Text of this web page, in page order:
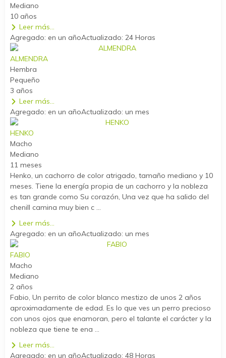
Mediano
10 años
Leer más...
Agregado: en un añoActualizado: 24 Horas
ALMENDRA
Hembra
Pequeño
3 años
Leer más...
Agregado: en un añoActualizado: un mes
HENKO
Macho
Mediano
11 meses
Henko, un cachorro de color atrigado, tamaño mediano y 10
meses. Tiene la energía propia de un cachorro y la nobleza
es tan grande como Su corazón, Una vez que ha salido del
chenill camina muy bien c ...
Leer más...
Agregado: en un añoActualizado: un mes
FABIO
Macho
Mediano
2 años
Fabio, Un perrito de color blanco mestizo de unos 2 años
aproximadamente de edad. Es lo que ves un perro precioso
con unos ojos que enamoran, pero el talante el carácter y la
nobleza que tiene te ena ...
Leer más...
Agregado: en un añoActualizado: 48 Horas